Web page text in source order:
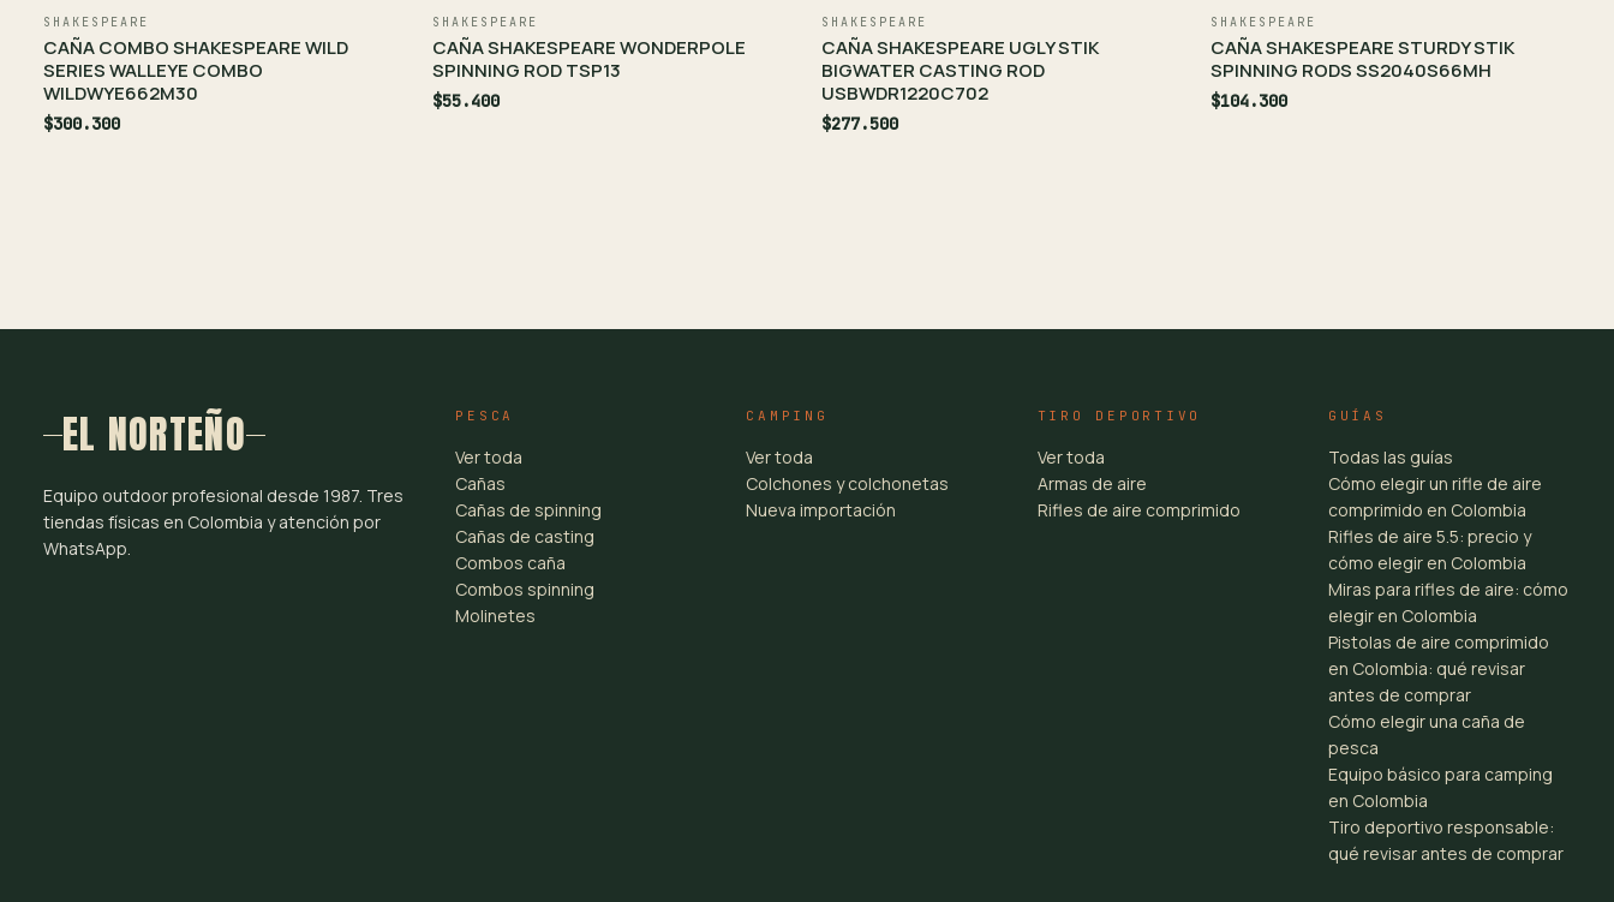
SHAKESPEARE
CAÑA COMBO SHAKESPEARE WILD
SERIES WALLEYE COMBO
WILDWYE662M30
$300.300
SHAKESPEARE
CAÑA SHAKESPEARE WONDERPOLE
SPINNING ROD TSP13
$55.400
SHAKESPEARE
CAÑA SHAKESPEARE UGLY STIK
BIGWATER CASTING ROD
USBWDR1220C702
$277.500
SHAKESPEARE
CAÑA SHAKESPEARE STURDY STIK
SPINNING RODS SS2040S66MH
$104.300
EL NORTEÑO
Equipo outdoor profesional desde 1987. Tres
tiendas físicas en Colombia y atención por
WhatsApp.
PESCA
Ver toda
Cañas
Cañas de spinning
Cañas de casting
Combos caña
Combos spinning
Molinetes
CAMPING
Ver toda
Colchones y colchonetas
Nueva importación
TIRO DEPORTIVO
Ver toda
Armas de aire
Rifles de aire comprimido
GUÍAS
Todas las guías
Cómo elegir un rifle de aire
comprimido en Colombia
Rifles de aire 5.5: precio y
cómo elegir en Colombia
Miras para rifles de aire: cómo
elegir en Colombia
Pistolas de aire comprimido
en Colombia: qué revisar
antes de comprar
Cómo elegir una caña de
pesca
Equipo básico para camping
en Colombia
Tiro deportivo responsable:
qué revisar antes de comprar